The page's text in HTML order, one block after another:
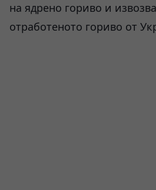
на ядрено гориво и
отработеното гориво от